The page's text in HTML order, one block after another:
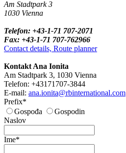
Am Stadtpark 3
1030 Vienna
Telefon: +43-1-71 707-2071
Fax: +43-1-71 707-762966
Contact details, Route planner
Kontakt Ana Ionita
Am Stadtpark 3, 1030 Vienna
Telefon: +43171707-3844
E-mail: ana.ionita@rbinternational.com
Prefix*
Gospođa
Gospodin
Naslov
Ime*